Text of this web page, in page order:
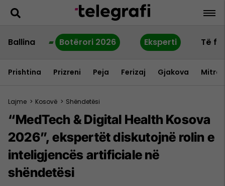
Ballina Botërori 2026 Eksperti Të
Prishtina Prizreni Peja Ferizaj Gjakova
Lajme > Kosovë > Shëndetësi
“MedTech & Digital Health Kosova
2026”, ekspertët diskutojnë rolin e
inteligjencës artificiale në
shëndetësi